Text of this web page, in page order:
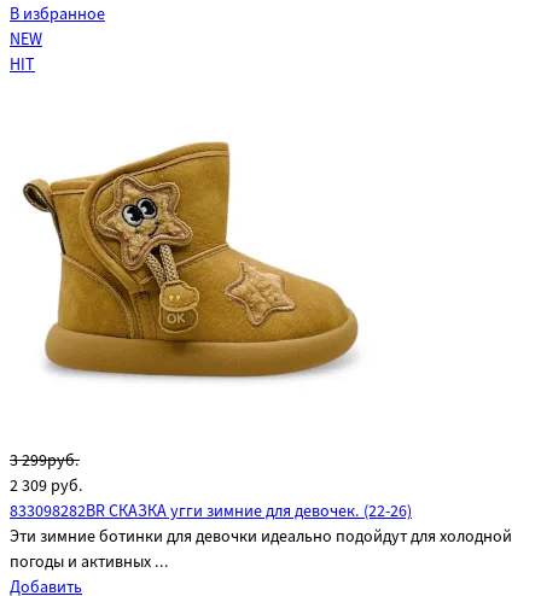
В избранное
NEW
HIT
3 299руб.
2 309 руб.
833098282BR СКАЗКА угги зимние для девочек. (22-26)
Эти зимние ботинки для девочки идеально подойдут для холодной
погоды и активных ...
Добавить